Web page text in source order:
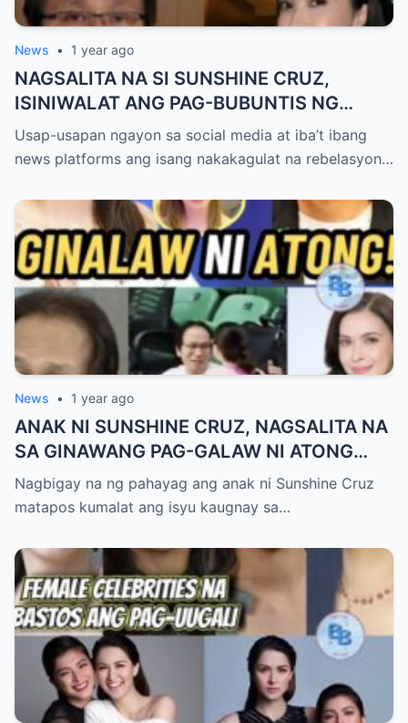
News • 1 year ago
NAGSALITA NA SI SUNSHINE CRUZ,
ISINIWALAT ANG PAG-BUBUNTIS NG
KANYANG ANAK KAY ATONG ANG!
Usap-usapan ngayon sa social media at iba’t ibang
news platforms ang isang nakakagulat na rebelasyon…
News • 1 year ago
ANAK NI SUNSHINE CRUZ, NAGSALITA NA
SA GINAWANG PAG-GALAW NI ATONG
ANG SA KANIYA!
Nagbigay na ng pahayag ang anak ni Sunshine Cruz
matapos kumalat ang isyu kaugnay sa…